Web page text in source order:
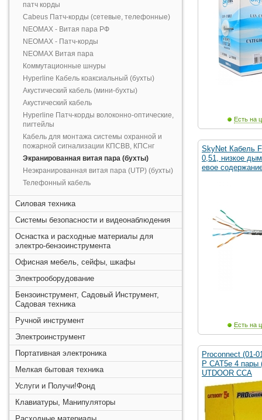
патч корды
Cabeus Патч-корды (сетевые, телефонные)
NEOMAX - Витая пара РФ
NEOMAX - Патч-корды
NEOMAX Витая пара
Коммутационные шнуры
Hyperline Кабель коаксиальный (бухты)
Акустический кабель (мини-бухты)
Акустический кабель
Hyperline Патч-корды волоконно-оптические,
пигтейлы
Кабель для монтажа системы охранной и
пожарной сигнализации КПСВВ, КПСнг
Экранированная витая пара (бухты)
Неэкранированная витая пара (UTP) (бухты)
Телефонный кабель
Силовая техника
Системы безопасности и видеонаблюдения
Оснастка и расходные материалы для
электро-бензоинструмента
Офисная мебель, сейфы, шкафы
Электрооборудование
Бензоинструмент, Садовый Инструмент,
Садовая техника
Ручной инструмент
Электроинструмент
Портативная электроника
Мелкая бытовая техника
Услуги и Получи!Фонд
Клавиатуры, Манипуляторы
Есть на
SkyNet Кабель
0,51, низкое
евое
Есть на
Proconnect (01-
P CAT5e 4
UTDOOR CCA